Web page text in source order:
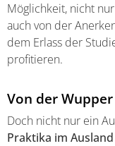
Möglichkeit, nicht
auch von der
dem Erlass der
profitieren.
Von der
Doch nicht nur ein
Praktika im Ausland